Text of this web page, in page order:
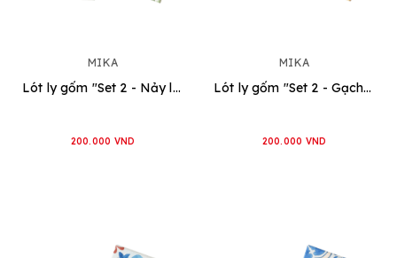
MIKA
Lót ly gốm "Set 2 - Nảy lộc"
200.000 VND
MIKA
Lót ly gốm "Set 2 - Gạch của nội"
200.000 VND